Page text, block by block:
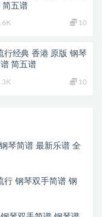
简五谱
10
行经典 香港 原版 钢琴
简五谱
10
琴简谱 最新乐谱 全
行 钢琴双手简谱 钢